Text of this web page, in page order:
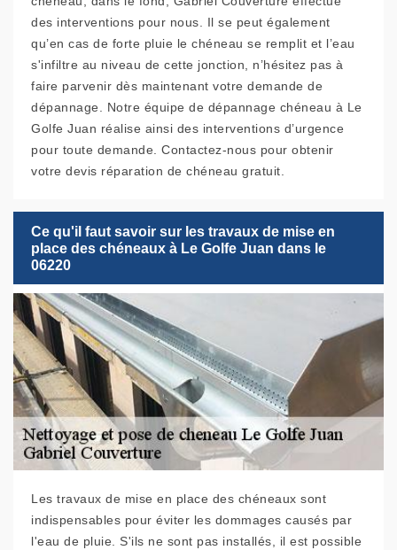
des interventions pour nous. Il se peut également
qu’en cas de forte pluie le chéneau se remplit et l’eau
s'infiltre au niveau de cette jonction, n’hésitez pas à
faire parvenir dès maintenant votre demande de
dépannage. Notre équipe de dépannage chéneau à Le
Golfe Juan réalise ainsi des interventions d’urgence
pour toute demande. Contactez-nous pour obtenir
votre devis réparation de chéneau gratuit.
Ce qu'il faut savoir sur les travaux de mise en
place des chéneaux à Le Golfe Juan dans le
06220
Les travaux de mise en place des chéneaux sont
indispensables pour éviter les dommages causés par
l'eau de pluie. S'ils ne sont pas installés, il est possible